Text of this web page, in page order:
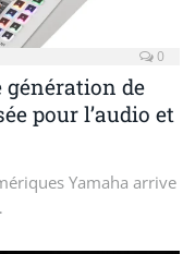
0
génération de
pour l’audio et
Yamaha arrive